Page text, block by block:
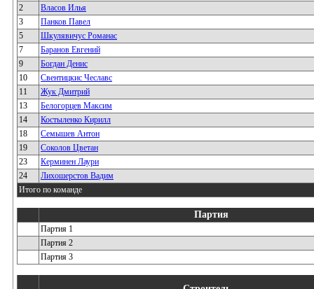
2
Власов Илья
3
Панков Павел
5
Шкулявичус Романас
7
Баранов Евгений
9
Богдан Денис
10
Свентицкис Чеславс
11
Жук Дмитрий
13
Белогорцев Максим
14
Костыленко Кирилл
18
Семышев Антон
19
Соколов Цветан
23
Керминен Лаури
24
Лихошерстов Вадим
Итого по команде
Партия
Партия 1
Партия 2
Партия 3